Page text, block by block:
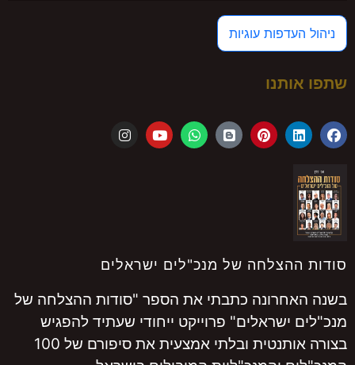
ניהול העדפות עוגיות
שתפו אותנו
סודות ההצלחה של מנכ"לים ישראלים
בשנה האחרונה כתבתי את הספר "סודות ההצלחה של
מנכ"לים ישראלים" פרוייקט ייחודי שעתיד להפגיש
בצורה אותנטית ובלתי אמצעית את סיפורם של 100